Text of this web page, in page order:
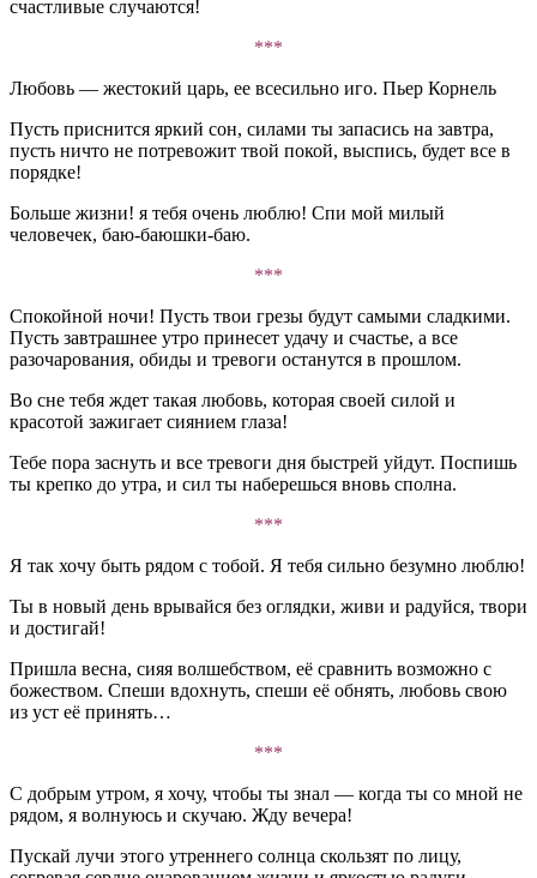
счастливые случаются!
***
Любовь — жестокий царь, ее всесильно иго. Пьер Корнель
Пусть приснится яркий сон, силами ты запасись на завтра,
пусть ничто не потревожит твой покой, выспись, будет все в
порядке!
Больше жизни! я тебя очень люблю! Спи мой милый
человечек, баю-баюшки-баю.
***
Спокойной ночи! Пусть твои грезы будут самыми сладкими.
Пусть завтрашнее утро принесет удачу и счастье, а все
разочарования, обиды и тревоги останутся в прошлом.
Во сне тебя ждет такая любовь, которая своей силой и
красотой зажигает сиянием глаза!
Тебе пора заснуть и все тревоги дня быстрей уйдут. Поспишь
ты крепко до утра, и сил ты наберешься вновь сполна.
***
Я так хочу быть рядом с тобой. Я тебя сильно безумно люблю!
Ты в новый день врывайся без оглядки, живи и радуйся, твори
и достигай!
Пришла весна, сияя волшебством, её сравнить возможно с
божеством. Спеши вдохнуть, спеши её обнять, любовь свою
из уст её принять…
***
С добрым утром, я хочу, чтобы ты знал — когда ты со мной не
рядом, я волнуюсь и скучаю. Жду вечера!
Пускай лучи этого утреннего солнца скользят по лицу,